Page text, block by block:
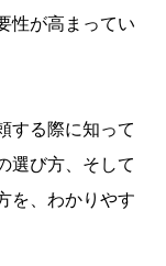
性が高まってい
する際に知って
選び方、そして
を、わかりやす